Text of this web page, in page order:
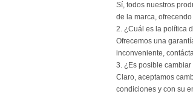
Sí, todos nuestros
de la marca,
2. ¿Cuál es la política
Ofrecemos una
inconveniente,
3. ¿Es posible
Claro, aceptamos
condiciones y con su